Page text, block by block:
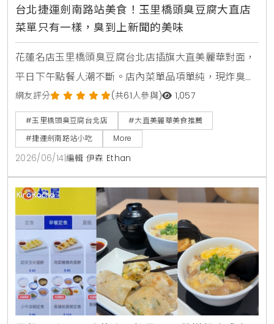
台北捷運劍南路站美食！玉里橋頭臭豆腐大直店
菜單只有一樣，臭到上新聞的美味
花蓮名店玉里橋頭臭豆腐台北店插旗大直美麗華對面，
平日下午點餐人潮不斷。店內菜單品項單純，現炸臭豆
腐外酥內軟，搭配獨門九層塔泡菜與蒜蓉辣醬，是台北
捷運劍南路站必吃美食。
網友評分 (共61人參與) 1,057
#玉里橋頭臭豆腐台北店
#大直美麗華美食推薦
#捷運劍南路站小吃
More
2026/06/14 編輯 伊森 Ethan